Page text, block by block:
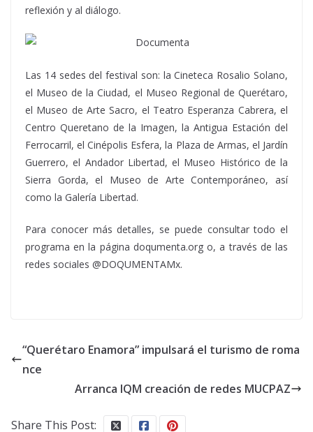
reflexión y al diálogo.
Las 14 sedes del festival son: la Cineteca Rosalio Solano,
el Museo de la Ciudad, el Museo Regional de Querétaro,
el Museo de Arte Sacro, el Teatro Esperanza Cabrera, el
Centro Queretano de la Imagen, la Antigua Estación del
Ferrocarril, el Cinépolis Esfera, la Plaza de Armas, el Jardín
Guerrero, el Andador Libertad, el Museo Histórico de la
Sierra Gorda, el Museo de Arte Contemporáneo, así
como la Galería Libertad.
Para conocer más detalles, se puede consultar todo el
programa en la página doqumenta.org o, a través de las
redes sociales @DOQUMENTAMx.
“Querétaro Enamora” impulsará el turismo de roma
nce
Arranca IQM creación de redes MUCPAZ
Share This Post: